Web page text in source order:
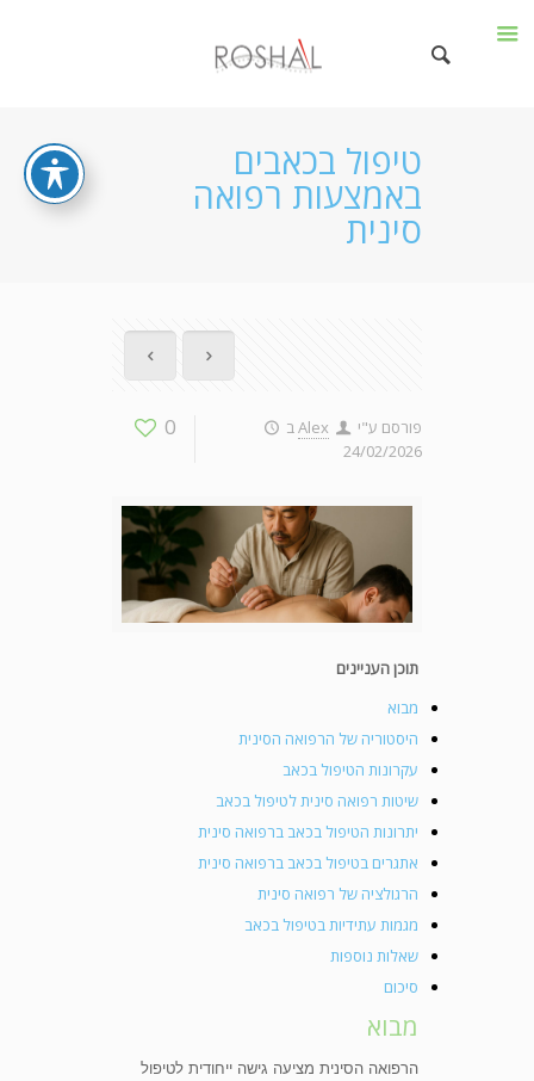
טיפול בכאבים
באמצעות רפואה
סינית
0 פורסם ע"י Alexב
24/02/2026
תוכן העניינים
מבוא
היסטוריה של הרפואה הסינית
עקרונות הטיפול בכאב
שיטות רפואה סינית לטיפול בכאב
יתרונות הטיפול בכאב ברפואה סינית
אתגרים בטיפול בכאב ברפואה סינית
הרגולציה של רפואה סינית
מגמות עתידיות בטיפול בכאב
שאלות נוספות
סיכום
מבוא
הרפואה הסינית מציעה גישה ייחודית לטיפול